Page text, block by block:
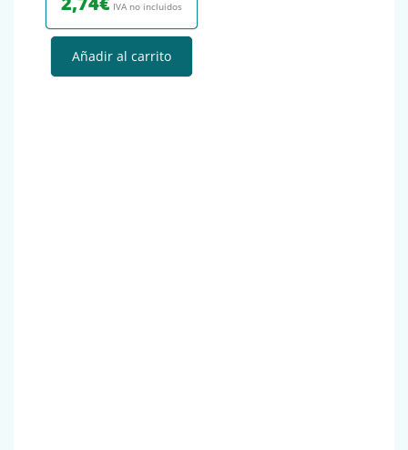
IVA no incluidos
Añadir al carrito